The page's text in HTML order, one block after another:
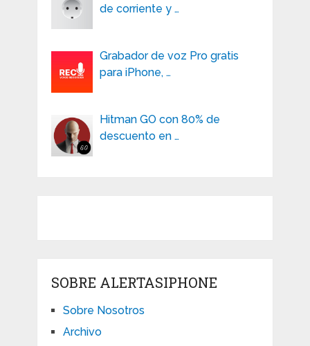
de corriente y …
Grabador de voz Pro gratis
para iPhone, …
Hitman GO con 80% de
descuento en …
SOBRE ALERTASIPHONE
Sobre Nosotros
Archivo